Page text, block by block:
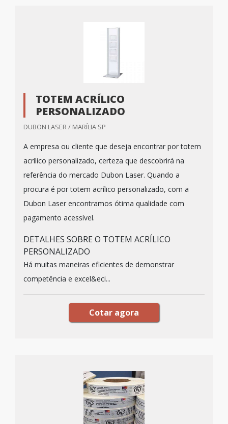
TOTEM ACRÍLICO
PERSONALIZADO
DUBON LASER / MARÍLIA SP
A empresa ou cliente que deseja encontrar por totem
acrílico personalizado, certeza que descobrirá na
referência do mercado Dubon Laser. Quando a
procura é por totem acrílico personalizado, com a
Dubon Laser encontramos ótima qualidade com
pagamento acessível.
DETALHES SOBRE O TOTEM ACRÍLICO
PERSONALIZADO
Há muitas maneiras eficientes de demonstrar
competência e excel&eci...
Cotar agora